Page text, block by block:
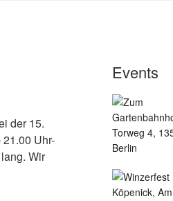
der 15.
Uhr-
Wir
Events